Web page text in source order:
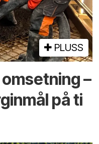
PLUSS
–
på ti